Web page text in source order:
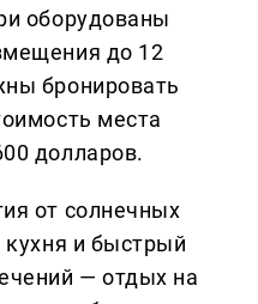
оборудованы
до 12
бронировать
места
долларов.
от солнечных
кухня и быстрый
— отдых на